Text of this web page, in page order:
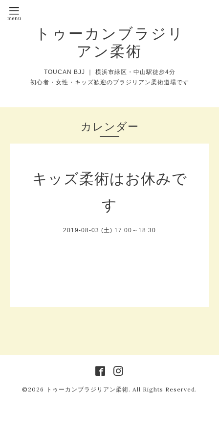
トゥーカンブラジリ
アン柔術
TOUCAN BJJ ｜ 横浜市緑区・中山駅徒歩4分
初心者・女性・キッズ歓迎のブラジリアン柔術道場です
カレンダー
キッズ柔術はお休みで
す
2019-08-03 (土) 17:00～18:30
©2026 トゥーカンブラジリアン柔術. All Rights Reserved.